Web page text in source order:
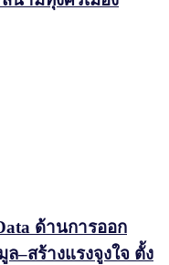
ด้านการออก
–สร้างแรงจูงใจ ตั้ง